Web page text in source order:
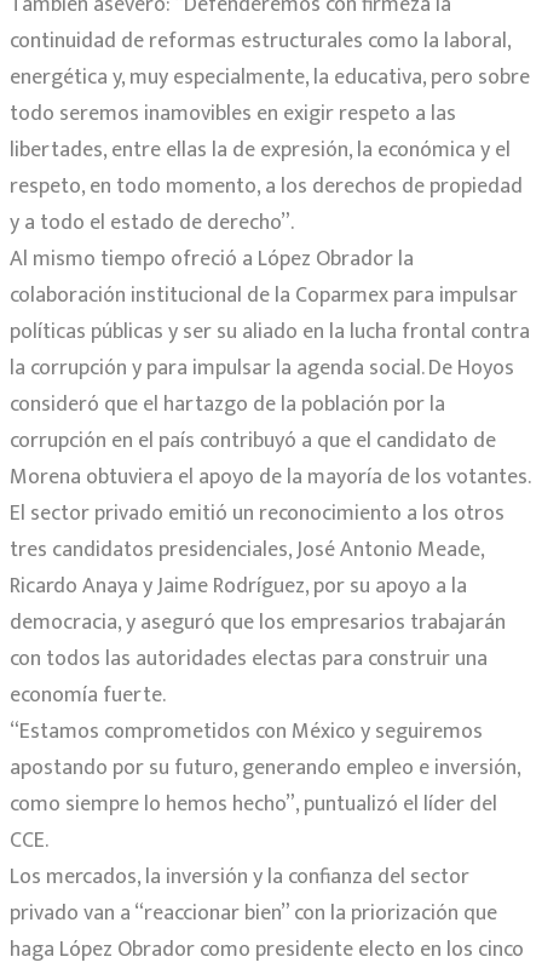
continuidad de reformas estructurales como la laboral,
energética y, muy especialmente, la educativa, pero sobre
todo seremos inamovibles en exigir respeto a las
libertades, entre ellas la de expresión, la económica y el
respeto, en todo momento, a los derechos de propiedad
y a todo el estado de derecho”.
Al mismo tiempo ofreció a López Obrador la
colaboración institucional de la Coparmex para impulsar
políticas públicas y ser su aliado en la lucha frontal contra
la corrupción y para impulsar la agenda social. De Hoyos
consideró que el hartazgo de la población por la
corrupción en el país contribuyó a que el candidato de
Morena obtuviera el apoyo de la mayoría de los votantes.
El sector privado emitió un reconocimiento a los otros
tres candidatos presidenciales, José Antonio Meade,
Ricardo Anaya y Jaime Rodríguez, por su apoyo a la
democracia, y aseguró que los empresarios trabajarán
con todos las autoridades electas para construir una
economía fuerte.
“Estamos comprometidos con México y seguiremos
apostando por su futuro, generando empleo e inversión,
como siempre lo hemos hecho”, puntualizó el líder del
CCE.
Los mercados, la inversión y la confianza del sector
privado van a “reaccionar bien” con la priorización que
haga López Obrador como presidente electo en los cinco